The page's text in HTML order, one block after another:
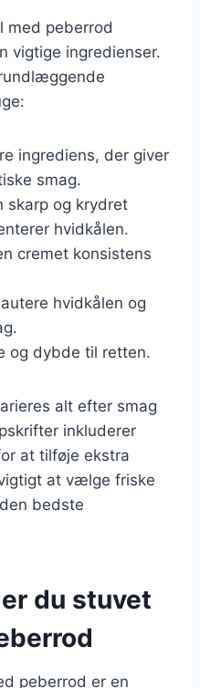
med peberrod
vigtige ingredienser.
ingrediens, der giver
smag.
skarp og krydret
hvidkålen.
cremet konsistens
hvidkålen og
og dybde til retten.
alt efter smag
inkluderer
at tilføje ekstra
at vælge friske
bedste
du stuvet
peberrod er en